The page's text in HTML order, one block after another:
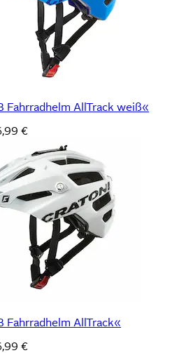
Fahrradhelm AllTrack weiß«
€
Fahrradhelm AllTrack«
€